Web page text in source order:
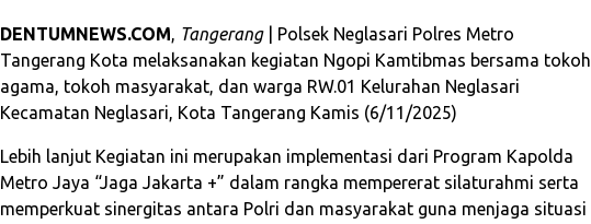
DENTUMNEWS.COM, Tangerang| Polsek Neglasari Polres Metro
Tangerang Kota melaksanakan kegiatan Ngopi Kamtibmas bersama tokoh
agama, tokoh masyarakat, dan warga RW.01 Kelurahan Neglasari
Kecamatan Neglasari, Kota Tangerang Kamis (6/11/2025)
Lebih lanjut Kegiatan ini merupakan implementasi dari Program Kapolda
Metro Jaya “Jaga Jakarta +” dalam rangka mempererat silaturahmi serta
memperkuat sinergitas antara Polri dan masyarakat guna menjaga situasi